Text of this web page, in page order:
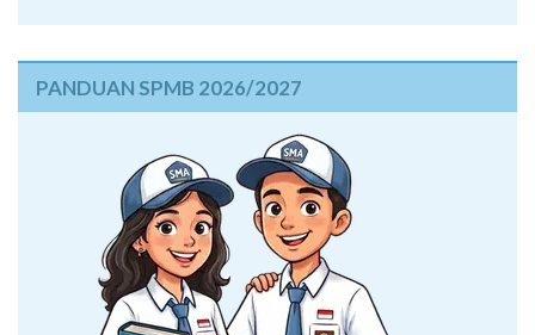
PANDUAN SPMB 2026/2027